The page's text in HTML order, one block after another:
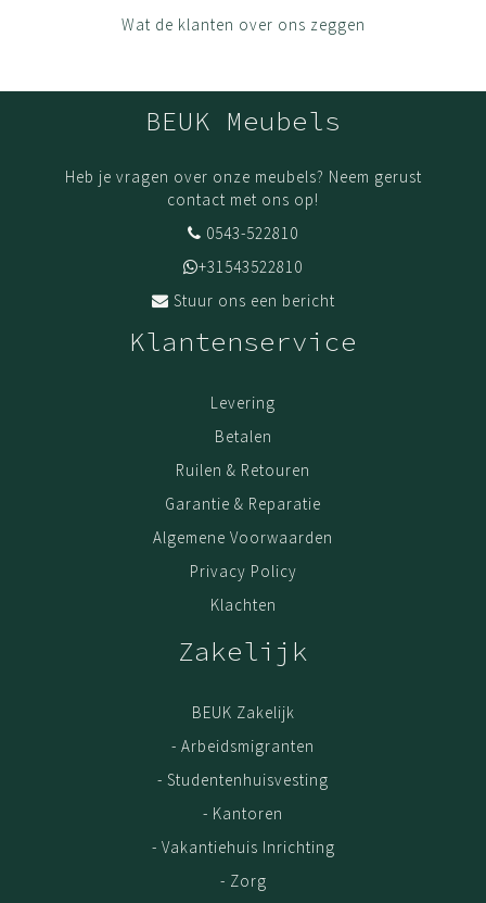
Wat de klanten over ons zeggen
BEUK Meubels
Heb je vragen over onze meubels? Neem gerust
contact met ons op!
0543-522810
+31543522810
Stuur ons een bericht
Klantenservice
Levering
Betalen
Ruilen & Retouren
Garantie & Reparatie
Algemene Voorwaarden
Privacy Policy
Klachten
Zakelijk
BEUK Zakelijk
- Arbeidsmigranten
- Studentenhuisvesting
- Kantoren
- Vakantiehuis Inrichting
- Zorg